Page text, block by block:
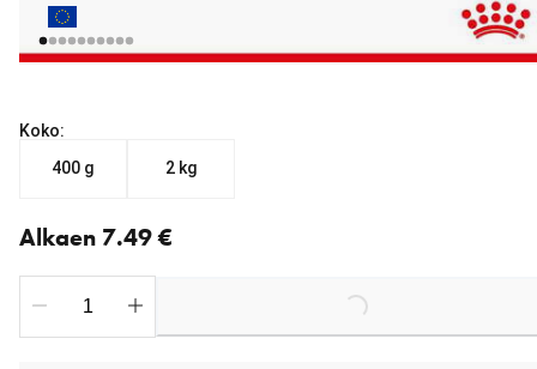
Koko:
400 g
2 kg
Alkaen 7.49 €
Loading...